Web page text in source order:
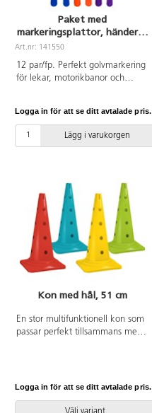
Paket med
markeringsplattor, händer &
Art.nr: 141550
12 par/fp. Perfekt golvmarkering
för lekar, motorikbanor och
som ligger stabilt på golvet.
Fungerar även utomhus. Av TPE.
Logga in för att se ditt avtalade pris.
Lägg i varukorgen
Kon med hål, 51 cm
En stor multifunktionell kon som
passar perfekt tillsammans med
Logga in för att se ditt avtalade pris.